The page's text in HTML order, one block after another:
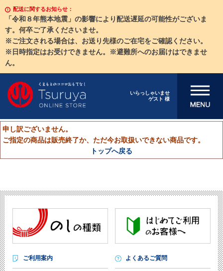
配送に関するお知らせ：
「令和８年熊本地震」の影響により配送遅延の可能性がございま
す。何卒ご了承くださいませ。
※ご注文される場合は、お送り先様のご在宅をご確認ください。
※日時指定はお受けできません。※避難所へのお届けはできませ
ん。
いらっしゃいませ
ゲスト 様
メニューを開
申し訳ございません。
ご指定の商品は販売終了か、ただ今お取扱いできない商品です。
トップへ戻る
ご利用案内 よくあるご質問